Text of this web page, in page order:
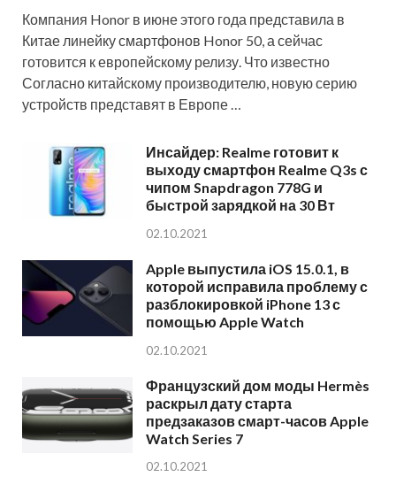
Компания Honor в июне этого года представила в
Китае линейку смартфонов Honor 50, а сейчас
готовится к европейскому релизу. Что известно
Согласно китайскому производителю, новую серию
устройств представят в Европе …
Инсайдер: Realme готовит к
выходу смартфон Realme Q3s с
чипом Snapdragon 778G и
быстрой зарядкой на 30 Вт
02.10.2021
Apple выпустила iOS 15.0.1, в
которой исправила проблему с
разблокировкой iPhone 13 с
помощью Apple Watch
02.10.2021
Французский дом моды Hermès
раскрыл дату старта
предзаказов смарт-часов Apple
Watch Series 7
02.10.2021